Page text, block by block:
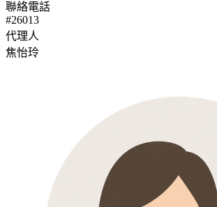
聯絡電話
#26013
代理人
焦怡玲